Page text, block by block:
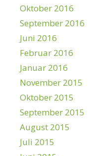
Oktober 2016
September 2016
Juni 2016
Februar 2016
Januar 2016
November 2015
Oktober 2015
September 2015
August 2015
Juli 2015